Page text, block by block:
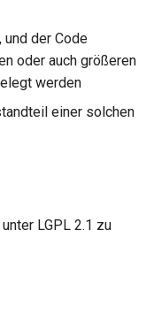
der Code
oder auch größeren
werden
einer solchen
LGPL 2.1 zu